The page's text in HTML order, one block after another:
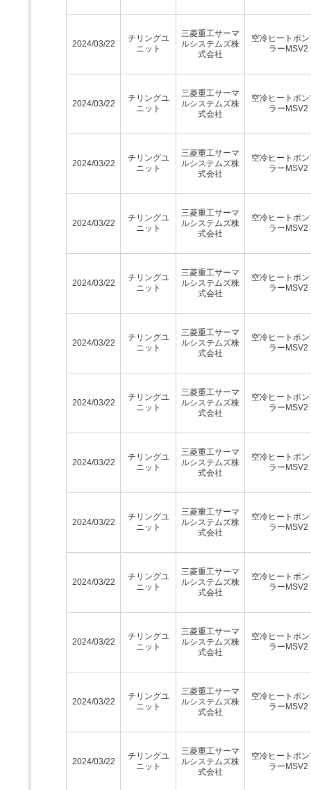
2024/03/22
チリングユ
ニット
三菱重工サーマ
ルシステムズ株
式会社
空冷ヒートポ
ラーMSV2
2024/03/22
チリングユ
ニット
三菱重工サーマ
ルシステムズ株
式会社
空冷ヒートポ
ラーMSV2
2024/03/22
チリングユ
ニット
三菱重工サーマ
ルシステムズ株
式会社
空冷ヒートポ
ラーMSV2
2024/03/22
チリングユ
ニット
三菱重工サーマ
ルシステムズ株
式会社
空冷ヒートポ
ラーMSV2
2024/03/22
チリングユ
ニット
三菱重工サーマ
ルシステムズ株
式会社
空冷ヒートポ
ラーMSV2
2024/03/22
チリングユ
ニット
三菱重工サーマ
ルシステムズ株
式会社
空冷ヒートポ
ラーMSV2
2024/03/22
チリングユ
ニット
三菱重工サーマ
ルシステムズ株
式会社
空冷ヒートポ
ラーMSV2
2024/03/22
チリングユ
ニット
三菱重工サーマ
ルシステムズ株
式会社
空冷ヒートポ
ラーMSV2
2024/03/22
チリングユ
ニット
三菱重工サーマ
ルシステムズ株
式会社
空冷ヒートポ
ラーMSV2
2024/03/22
チリングユ
ニット
三菱重工サーマ
ルシステムズ株
式会社
空冷ヒートポ
ラーMSV2
2024/03/22
チリングユ
ニット
三菱重工サーマ
ルシステムズ株
式会社
空冷ヒートポ
ラーMSV2
2024/03/22
チリングユ
ニット
三菱重工サーマ
ルシステムズ株
式会社
空冷ヒートポ
ラーMSV2
2024/03/22
チリングユ
ニット
三菱重工サーマ
ルシステムズ株
式会社
空冷ヒートポ
ラーMSV2